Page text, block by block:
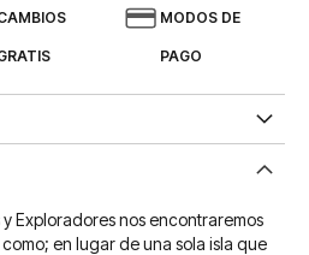
MODOS DE
PAGO
Exploradores nos encontraremos
en lugar de una sola isla que